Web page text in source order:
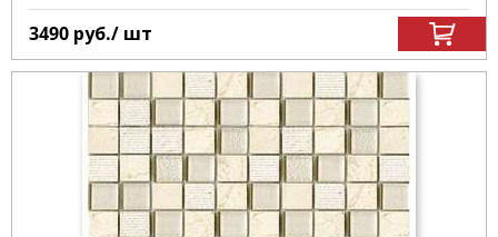
3490 руб./ шт